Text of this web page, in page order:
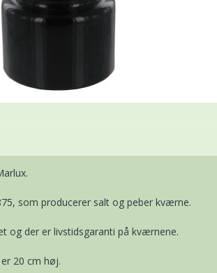
som producerer salt og peber kværne.
og der er livstidsgaranti på kværnene.
20 cm høj.